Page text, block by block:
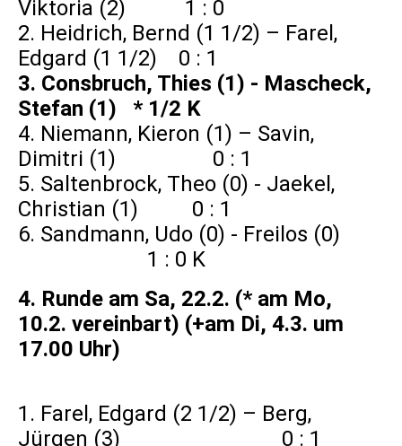
Viktoria (2) 1 : 0
2. Heidrich, Bernd (1 1/2) – Farel,
Edgard (1 1/2) 0 : 1
3. Consbruch, Thies (1) - Mascheck,
Stefan (1) * 1/2 K
4. Niemann, Kieron (1) – Savin,
Dimitri (1) 0 : 1
5. Saltenbrock, Theo (0) - Jaekel,
Christian (1) 0 : 1
6. Sandmann, Udo (0) - Freilos (0)
1 : 0 K
4. Runde am Sa, 22.2. (* am Mo,
10.2. vereinbart) (+am Di, 4.3. um
17.00 Uhr)
1. Farel, Edgard (2 1/2) – Berg,
Jürgen (3) 0 : 1